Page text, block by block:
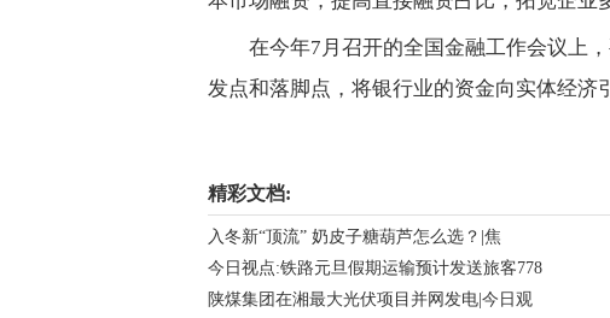
在今年7月召开的全国金融工作会议上
发点和落脚点，将银行业的资金向实体经济
精彩文档:
入冬新“顶流” 奶皮子糖葫芦怎么选？|焦
今日视点:铁路元旦假期运输预计发送旅客778
陕煤集团在湘最大光伏项目并网发电|今日观